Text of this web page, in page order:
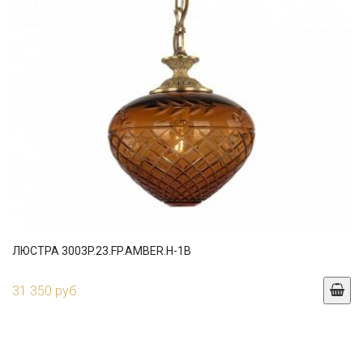
ЛЮСТРА 3003P.23.FP.AMBER.H-1B
31 350 руб.